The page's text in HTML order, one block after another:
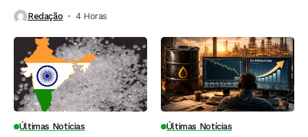
Redação 4 Horas ⁮
Últimas Notícias Últimas Notícias